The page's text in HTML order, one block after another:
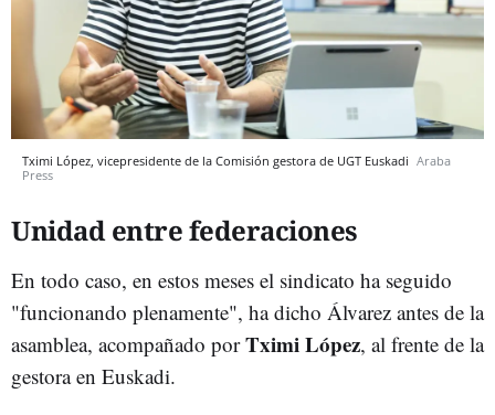
Tximi López, vicepresidente de la Comisión gestora de UGT Euskadi Araba
Press
Unidad entre federaciones
En todo caso, en estos meses el sindicato ha seguido
"funcionando plenamente", ha dicho Álvarez antes de la
asamblea, acompañado porTximi López, al frente de la
gestora en Euskadi.